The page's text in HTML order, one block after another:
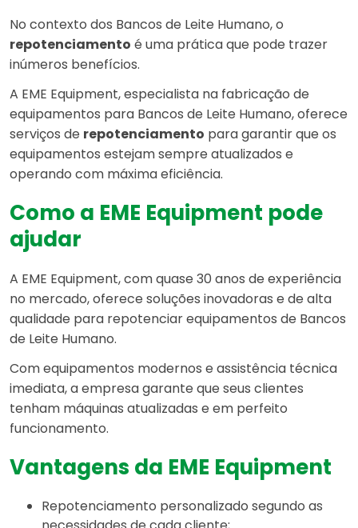
No contexto dos Bancos de Leite Humano, o
repotenciamento é uma prática que pode trazer
inúmeros benefícios.
A EME Equipment, especialista na fabricação de
equipamentos para Bancos de Leite Humano, oferece
serviços de repotenciamento para garantir que os
equipamentos estejam sempre atualizados e
operando com máxima eficiência.
Como a EME Equipment pode
ajudar
A EME Equipment, com quase 30 anos de experiência
no mercado, oferece soluções inovadoras e de alta
qualidade para repotenciar equipamentos de Bancos
de Leite Humano.
Com equipamentos modernos e assistência técnica
imediata, a empresa garante que seus clientes
tenham máquinas atualizadas e em perfeito
funcionamento.
Vantagens da EME Equipment
Repotenciamento personalizado segundo as